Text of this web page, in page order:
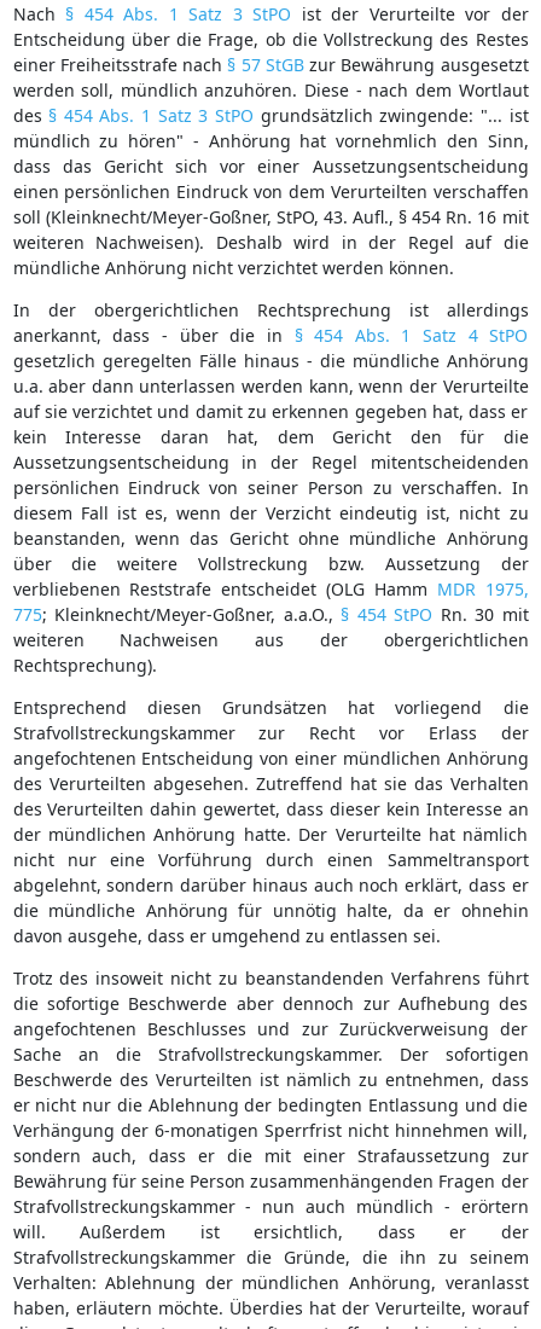
Nach § 454 Abs. 1 Satz 3 StPO ist der Verurteilte vor der
Entscheidung über die Frage, ob die Vollstreckung des Restes
einer Freiheitsstrafe nach § 57 StGBzur Bewährung ausgesetzt
werden soll, mündlich anzuhören. Diese - nach dem Wortlaut
des § 454 Abs. 1 Satz 3 StPO grundsätzlich zwingende: "... ist
mündlich zu hören" - Anhörung hat vornehmlich den Sinn,
dass das Gericht sich vor einer Aussetzungsentscheidung
einen persönlichen Eindruck von dem Verurteilten verschaffen
soll (Kleinknecht/Meyer-Goßner, StPO, 43. Aufl., § 454 Rn. 16 mit
weiteren Nachweisen). Deshalb wird in der Regel auf die
mündliche Anhörung nicht verzichtet werden können.
In der obergerichtlichen Rechtsprechung ist allerdings
anerkannt, dass - über die in § 454 Abs. 1 Satz 4 StPO
gesetzlich geregelten Fälle hinaus - die mündliche Anhörung
u.a. aber dann unterlassen werden kann, wenn der Verurteilte
auf sie verzichtet und damit zu erkennen gegeben hat, dass er
kein Interesse daran hat, dem Gericht den für die
Aussetzungsentscheidung in der Regel mitentscheidenden
persönlichen Eindruck von seiner Person zu verschaffen. In
diesem Fall ist es, wenn der Verzicht eindeutig ist, nicht zu
beanstanden, wenn das Gericht ohne mündliche Anhörung
über die weitere Vollstreckung bzw. Aussetzung der
verbliebenen Reststrafe entscheidet (OLG Hamm MDR 1975,
775; Kleinknecht/Meyer-Goßner, a.a.O., § 454 StPO Rn. 30 mit
weiteren Nachweisen aus der obergerichtlichen
Rechtsprechung).
Entsprechend diesen Grundsätzen hat vorliegend die
Strafvollstreckungskammer zur Recht vor Erlass der
angefochtenen Entscheidung von einer mündlichen Anhörung
des Verurteilten abgesehen. Zutreffend hat sie das Verhalten
des Verurteilten dahin gewertet, dass dieser kein Interesse an
der mündlichen Anhörung hatte. Der Verurteilte hat nämlich
nicht nur eine Vorführung durch einen Sammeltransport
abgelehnt, sondern darüber hinaus auch noch erklärt, dass er
die mündliche Anhörung für unnötig halte, da er ohnehin
davon ausgehe, dass er umgehend zu entlassen sei.
Trotz des insoweit nicht zu beanstandenden Verfahrens führt
die sofortige Beschwerde aber dennoch zur Aufhebung des
angefochtenen Beschlusses und zur Zurückverweisung der
Sache an die Strafvollstreckungskammer. Der sofortigen
Beschwerde des Verurteilten ist nämlich zu entnehmen, dass
er nicht nur die Ablehnung der bedingten Entlassung und die
Verhängung der 6-monatigen Sperrfrist nicht hinnehmen will,
sondern auch, dass er die mit einer Strafaussetzung zur
Bewährung für seine Person zusammenhängenden Fragen der
Strafvollstreckungskammer - nun auch mündlich - erörtern
will. Außerdem ist ersichtlich, dass er der
Strafvollstreckungskammer die Gründe, die ihn zu seinem
Verhalten: Ablehnung der mündlichen Anhörung, veranlasst
haben, erläutern möchte. Überdies hat der Verurteilte, worauf